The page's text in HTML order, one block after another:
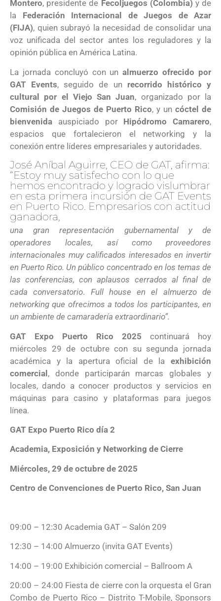
Montero, presidente de Fecoljuegos (Colombia) y de
la Federación Internacional de Juegos de Azar
(FIJA), quien subrayó la necesidad de consolidar una
voz unificada del sector antes los reguladores y la
opinión pública en América Latina.
La jornada concluyó con unalmuerzo ofrecido por
GAT Events, seguido de un recorrido histórico y
cultural por el Viejo San Juan, organizado por la
Comisión de Juegos de Puerto Rico, y un cóctel de
bienvenida auspiciado por Hipódromo Camarero,
espacios que fortalecieron el networking y la
conexión entre líderes empresariales y autoridades.
José Aníbal Aguirre, CEO de GAT, afirma:
“Estoy muy satisfecho con lo que
hemos encontrado y logrado vislumbrar
en esta primera incursión de GAT Events
en Puerto Rico. Empresarios con actitud
ganadora,
una gran representación gubernamental y de
operadores locales, así como proveedores
internacionales muy calificados interesados en invertir
en Puerto Rico. Un público concentrado en los temas de
las conferencias, con aplausos cerrados al final de
cada conversatorio. Full house en el almuerzo de
networking que ofrecimos a todos los participantes, en
un ambiente de camaradería extraordinario”.
GAT Expo Puerto Rico 2025 continuará hoy
miércoles 29 de octubre con su segunda jornada
académica y la apertura oficial de la exhibición
comercial, donde participarán marcas globales y
locales, dando a conocer productos y servicios en
máquinas para casino y plataformas para juegos
línea.
GAT Expo Puerto Rico día 2
Academia, Exposición y Networking de Cierre
Miércoles, 29 de octubre de 2025
Centro de Convenciones de Puerto Rico, San Juan
09:00 – 12:30 Academia GAT – Salón 209
12:30 – 14:00 Almuerzo (invita GAT Events)
14:00 – 19:00 Exhibición comercial – Ballroom A
20:00 – 24:00 Fiesta de cierre con la orquesta el Gran
Combo de Puerto Rico – Distrito T-Mobile, Sponsors